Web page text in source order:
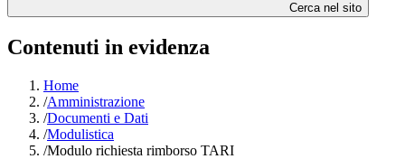
Cerca nel sito
Contenuti in evidenza
Home
/Amministrazione
/Documenti e Dati
/Modulistica
/Modulo richiesta rimborso TARI